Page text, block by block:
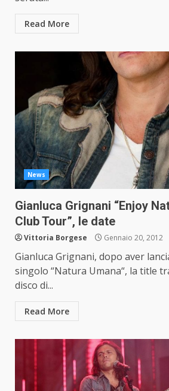
Read More
News
Gianluca Grignani “Enjoy
Club Tour”, le date
Vittoria Borgese Gennaio 20, 2012
Gianluca Grignani, dopo aver
singolo “Natura Umana“, la title
disco di...
Read More